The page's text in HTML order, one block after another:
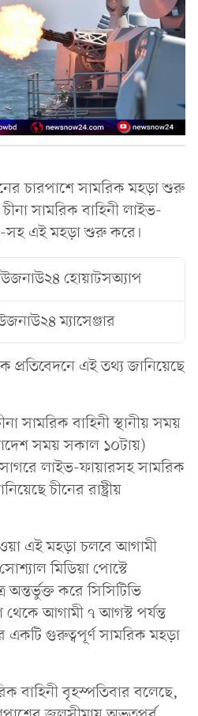
চারপাশে সামরিক মহড়া শুরু
সামরিক বাহিনী লাইভ-
সহ এই মহড়া শুরু করে।
হোয়াটসঅ্যাপ
ম্যাসেঞ্জার
এই তথ্য জানিয়েছে
সামরিক বাহিনী স্থানীয় সময়
সময় সকাল ১০টায়)
লাইভ-ফায়ারসহ সামরিক
চীনের রাষ্ট্রীয়
এই মহড়া চলবে আগামী
মিডিয়া পোস্টে
অন্তর্ভুক্ত করে সিসিটিভি
আগামী ৭ আগস্ট পর্যন্ত
গুরুত্বপূর্ণ সামরিক মহড়া
বাহিনী বৃহস্পতিবার বলেছে,